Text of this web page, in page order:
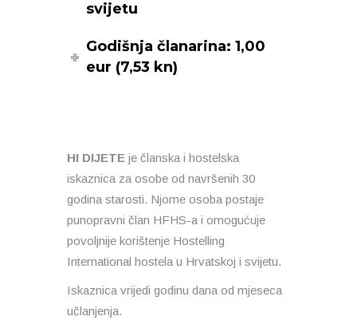
svijetu
Godišnja članarina: 1,00
eur (7,53 kn)
HI DIJETE je članska i hostelska
iskaznica za osobe od navršenih 30
godina starosti. Njome osoba postaje
punopravni član HFHS-a i omogućuje
povoljnije korištenje Hostelling
International hostela u Hrvatskoj i svijetu.
Iskaznica vrijedi godinu dana od mjeseca
učlanjenja.